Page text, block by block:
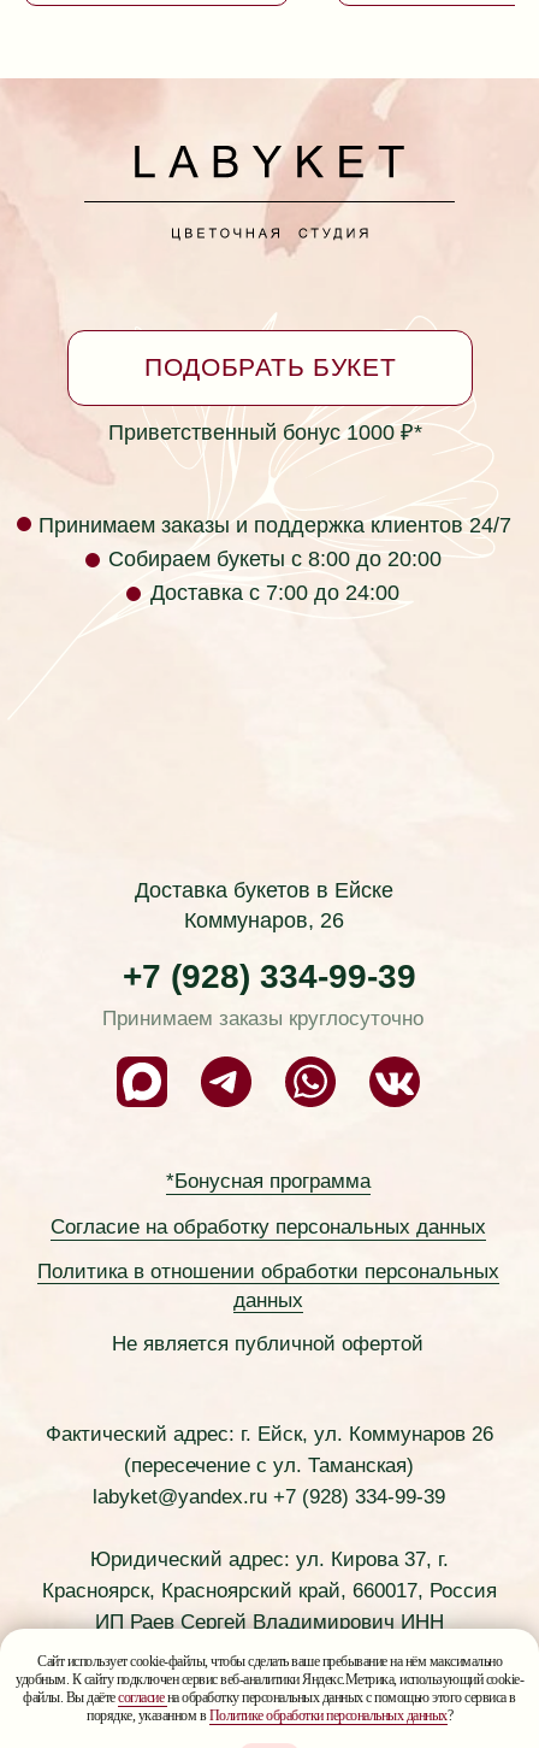
Не является публичной офертой
Политика в отношении обработки персональных
Фактический адрес: г. Ейск, ул. Коммунаров 26
(пересечение с ул. Таманская)
labyket@yandex.ru +7 (928) 334-99-39
Юридический адрес: ул. Кирова 37, г.
Красноярск, Красноярский край, 660017, Россия
236105723034
Телефон компании: +7 (928) 334-99-39
Коммунаров, 26
Принимаем заказы круглосуточно
Сайт использует cookie-файлы, чтобы сделать ваше пребывание на нём максимально
удобным. К сайту подключен сервис веб-аналитики Яндекс.Метрика, использующий cookie-
файлы. Вы даётесогласиена обработку персональных данных с помощью этого сервиса в
порядке, указанном вПолитике обработки персональных данных?